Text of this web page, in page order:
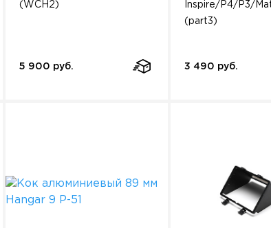
(WCH2)
5 900 руб.
Inspire/P4/P3/
(part3)
3 490 руб.